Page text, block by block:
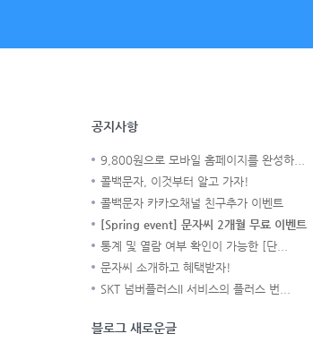
공지사항
9,800원으로 모바일 홈페이지를 완성하...
콜백문자, 이것부터 알고 가자!
콜백문자 카카오채널 친구추가 이벤트
[Spring event] 문자씨 2개월 무료 이벤트
통계 및 열람 여부 확인이 가능한 [단...
문자씨 소개하고 혜택받자!
SKT 넘버플러스II 서비스의 플러스 번...
블로그 새로운글